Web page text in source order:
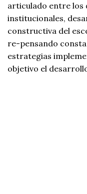
articulado entre los
institucionales,
constructiva del
re-pensando
estrategias
objetivo el